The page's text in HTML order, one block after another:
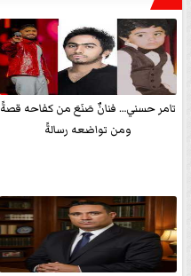
تامر حسني… فنانٌ صَنَعَ من كفاحه قصةً
ومن تواضعه رسالةً